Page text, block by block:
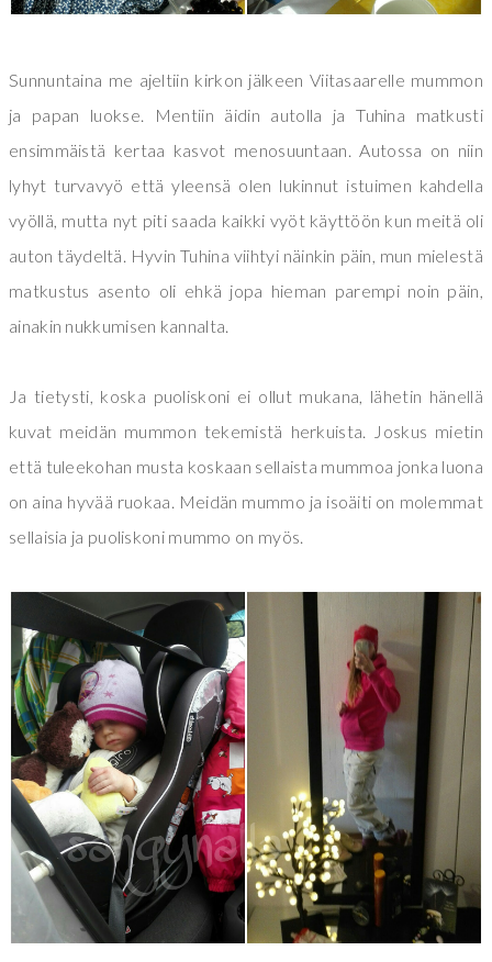
Sunnuntaina me ajeltiin kirkon jälkeen Viitasaarelle mummon
ja papan luokse. Mentiin äidin autolla ja Tuhina matkusti
ensimmäistä kertaa kasvot menosuuntaan. Autossa on niin
lyhyt turvavyö että yleensä olen lukinnut istuimen kahdella
vyöllä, mutta nyt piti saada kaikki vyöt käyttöön kun meitä oli
auton täydeltä. Hyvin Tuhina viihtyi näinkin päin, mun mielestä
matkustus asento oli ehkä jopa hieman parempi noin päin,
ainakin nukkumisen kannalta.
Ja tietysti, koska puoliskoni ei ollut mukana, lähetin hänellä
kuvat meidän mummon tekemistä herkuista. Joskus mietin
että tuleekohan musta koskaan sellaista mummoa jonka luona
on aina hyvää ruokaa. Meidän mummo ja isoäiti on molemmat
sellaisia ja puoliskoni mummo on myös.